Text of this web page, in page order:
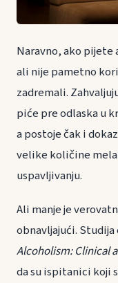
Naravno, ako pijete
ali nije pametno
zadremali.
piće pre odlaska u
a postoje čak i
velike količine
uspavljivanju.
Ali manje je
obnavljajući. Studija
Alcoholism: Clinical
da su ispitanici koji